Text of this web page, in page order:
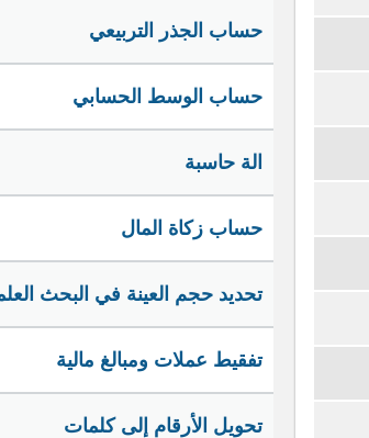
حساب الجذر التربيعي
حساب الوسط الحسابي
الة حاسبة
حساب زكاة المال
تحديد حجم العينة في البحث
تفقيط عملات ومبالغ مالية
تحويل الأرقام إلى كلمات